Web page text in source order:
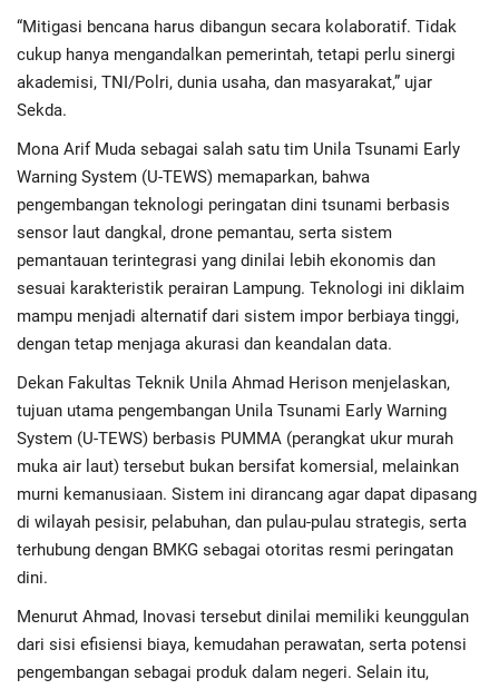
Kopilogis
“Mitigasi bencana harus dibangun secara kolaboratif. Tidak
cukup hanya mengandalkan pemerintah, tetapi perlu sinergi
akademisi, TNI/Polri, dunia usaha, dan masyarakat,” ujar
Sekda.
Mona Arif Muda sebagai salah satu tim Unila Tsunami Early
Warning System (U-TEWS) memaparkan, bahwa
pengembangan teknologi peringatan dini tsunami berbasis
sensor laut dangkal, drone pemantau, serta sistem
pemantauan terintegrasi yang dinilai lebih ekonomis dan
sesuai karakteristik perairan Lampung. Teknologi ini diklaim
mampu menjadi alternatif dari sistem impor berbiaya tinggi,
dengan tetap menjaga akurasi dan keandalan data.
Dekan Fakultas Teknik Unila Ahmad Herison menjelaskan,
tujuan utama pengembangan Unila Tsunami Early Warning
System (U-TEWS) berbasis PUMMA (perangkat ukur murah
muka air laut) tersebut bukan bersifat komersial, melainkan
murni kemanusiaan. Sistem ini dirancang agar dapat dipasang
di wilayah pesisir, pelabuhan, dan pulau-pulau strategis, serta
terhubung dengan BMKG sebagai otoritas resmi peringatan
dini.
Menurut Ahmad, Inovasi tersebut dinilai memiliki keunggulan
dari sisi efisiensi biaya, kemudahan perawatan, serta potensi
pengembangan sebagai produk dalam negeri. Selain itu,